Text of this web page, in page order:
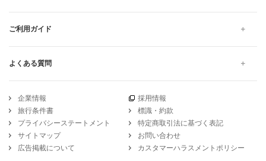
ご利用ガイド
よくある質問
企業情報
採用情報
旅行条件書
標識・約款
プライバシーステートメント
特定商取引法に基づく表記
サイトマップ
お問い合わせ
広告掲載について
カスタマーハラスメントポリシー